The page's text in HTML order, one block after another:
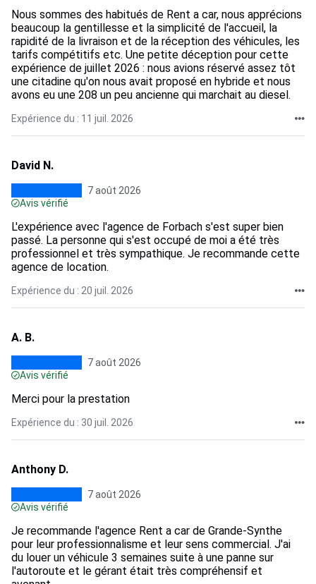
Nous sommes des habitués de Rent a car, nous apprécions
beaucoup la gentillesse et la simplicité de l'accueil, la
rapidité de la livraison et de la réception des véhicules, les
tarifs compétitifs etc. Une petite déception pour cette
expérience de juillet 2026 : nous avions réservé assez tôt
une citadine qu'on nous avait proposé en hybride et nous
avons eu une 208 un peu ancienne qui marchait au diesel.
Expérience du : 11 juil. 2026
David N.
7 août 2026
Avis vérifié
L'expérience avec l'agence de Forbach s'est super bien
passé. La personne qui s'est occupé de moi a été très
professionnel et très sympathique. Je recommande cette
agence de location.
Expérience du : 20 juil. 2026
A. B.
7 août 2026
Avis vérifié
Merci pour la prestation
Expérience du : 30 juil. 2026
Anthony D.
7 août 2026
Avis vérifié
Je recommande l'agence Rent a car de Grande-Synthe
pour leur professionnalisme et leur sens commercial. J'ai
du louer un véhicule 3 semaines suite à une panne sur
l'autoroute et le gérant était très compréhensif et